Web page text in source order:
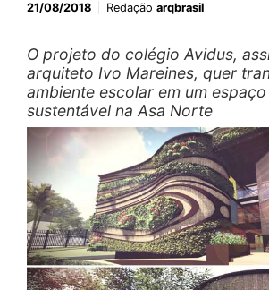
21/08/2018 Redação arqbrasil
O projeto do colégio Avidus,
arquiteto Ivo Mareines, quer
ambiente escolar em um
sustentável na Asa Norte